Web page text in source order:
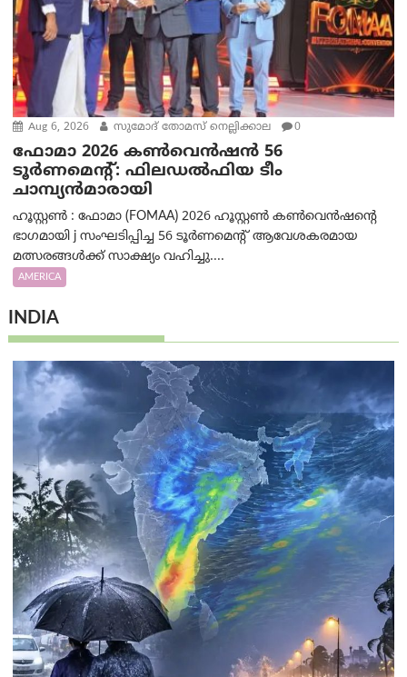
Aug 6, 2026 സുമോദ് തോമസ് നെല്ലിക്കാല 0
ഫോമാ 2026 കൺവെൻഷൻ 56
ടൂർണമെന്റ്: ഫിലഡൽഫിയ ടീം
ചാമ്പ്യൻമാരായി
ഹൂസ്റ്റൺ : ഫോമാ (FOMAA) 2026 ഹൂസ്റ്റൺ കൺവെൻഷന്റെ
ഭാഗമായി j സംഘടിപ്പിച്ച 56 ടൂർണമെന്റ് ആവേശകരമായ
മത്സരങ്ങൾക്ക് സാക്ഷ്യം വഹിച്ചു....
AMERICA
INDIA